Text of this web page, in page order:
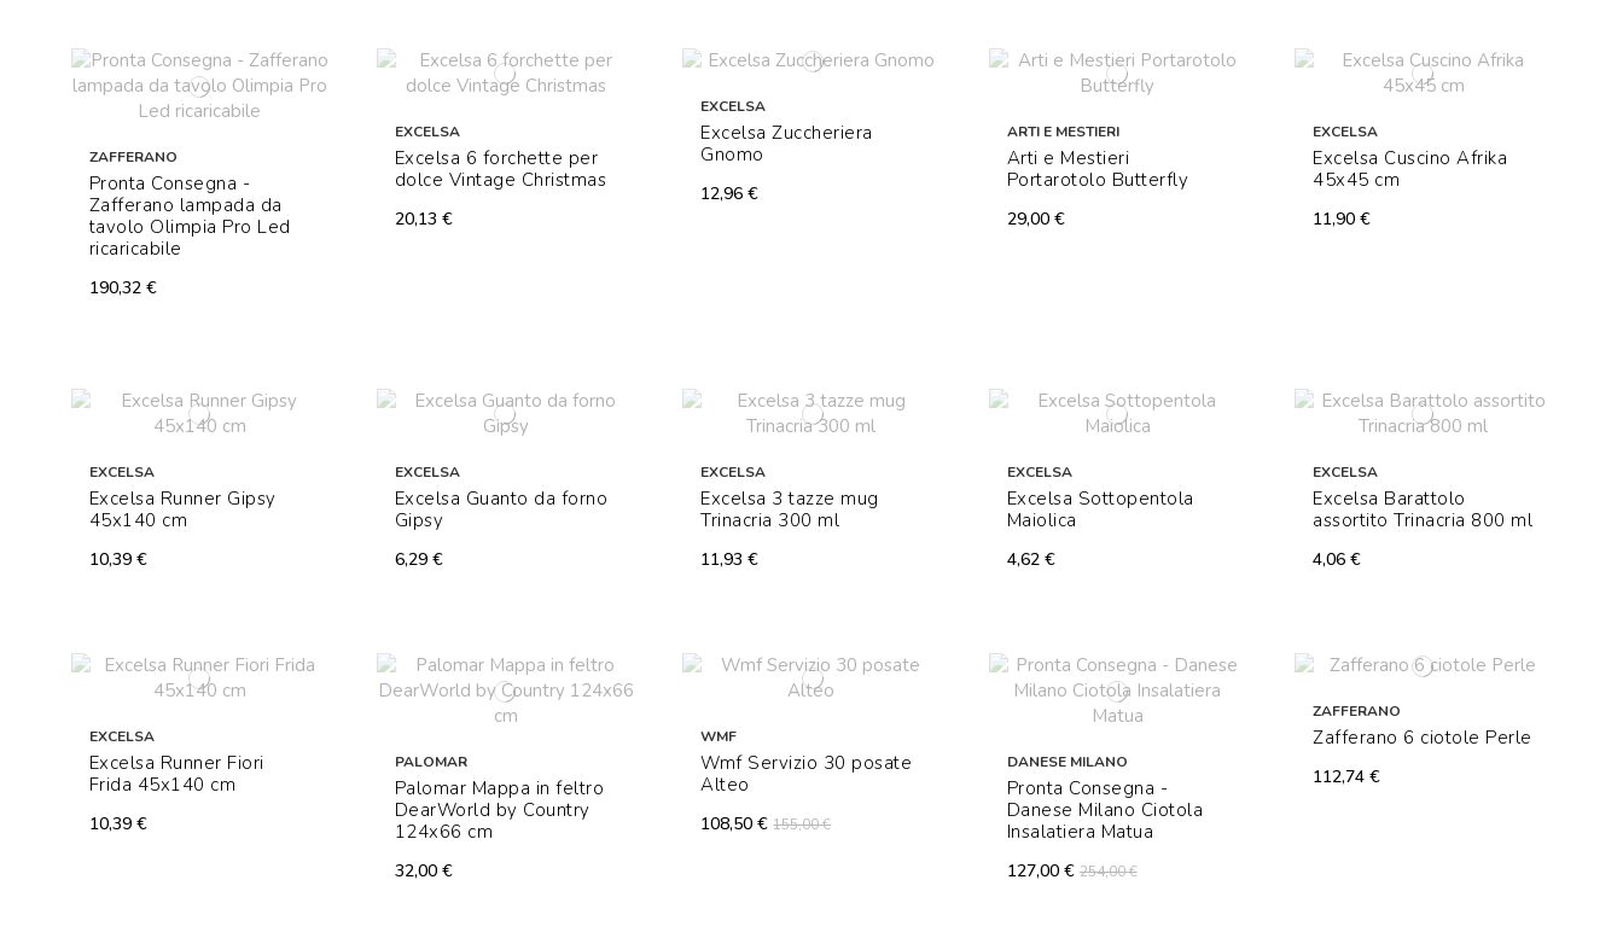
ZAFFERANO
Pronta Consegna -
Zafferano lampada da
tavolo Olimpia Pro Led
ricaricabile
190,32 €
EXCELSA
Excelsa 6 forchette per
dolce Vintage Christmas
20,13 €
EXCELSA
Excelsa Zuccheriera
Gnomo
12,96 €
ARTI E MESTIERI
Arti e Mestieri
Portarotolo Butterfly
29,00 €
EXCELSA
Excelsa Cuscino Afrika
45x45 cm
11,90 €
EXCELSA
Excelsa Runner Gipsy
45x140 cm
10,39 €
EXCELSA
Excelsa Guanto da forno
Gipsy
6,29 €
EXCELSA
Excelsa 3 tazze mug
Trinacria 300 ml
11,93 €
EXCELSA
Excelsa Sottopentola
Maiolica
4,62 €
EXCELSA
Excelsa Barattolo
assortito Trinacria 800 ml
4,06 €
EXCELSA
Excelsa Runner Fiori
Frida 45x140 cm
10,39 €
PALOMAR
Palomar Mappa in feltro
DearWorld by Country
124x66 cm
32,00 €
WMF
Wmf Servizio 30 posate
Alteo
108,50 €155,00 €
DANESE MILANO
Pronta Consegna -
Danese Milano Ciotola
Insalatiera Matua
127,00 € 254,00 €
ZAFFERANO
Zafferano 6 ciotole Perle
112,74 €